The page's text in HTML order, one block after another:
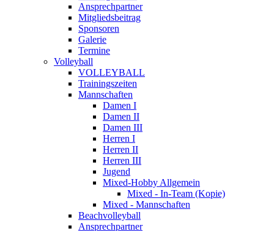
Ansprechpartner
Mitgliedsbeitrag
Sponsoren
Galerie
Termine
Volleyball
VOLLEYBALL
Trainingszeiten
Mannschaften
Damen I
Damen II
Damen III
Herren I
Herren II
Herren III
Jugend
Mixed-Hobby Allgemein
Mixed - In-Team (Kopie)
Mixed - Mannschaften
Beachvolleyball
Ansprechpartner